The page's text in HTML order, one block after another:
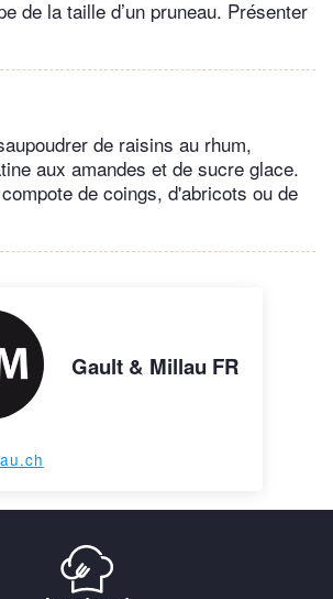
de la taille d’un pruneau. Présenter
de raisins au rhum,
aux amandes et de sucre glace.
de coings, d'abricots ou de
Gault & Millau FR